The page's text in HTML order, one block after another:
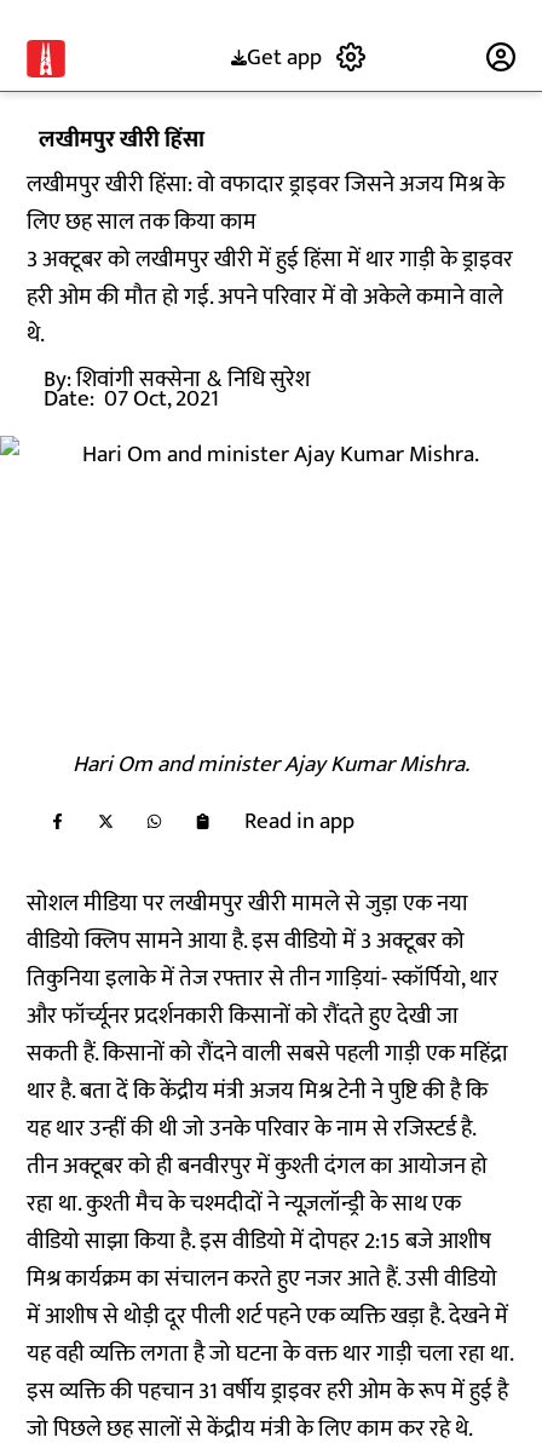
Get app
लखीमपुर खीरी हिंसा
लखीमपुर खीरी हिंसा: वो वफादार ड्राइवर जिसने अजय मिश्र के
लिए छह साल तक किया काम
3 अक्टूबर को लखीमपुर खीरी में हुई हिंसा में थार गाड़ी के ड्राइवर
हरी ओम की मौत हो गई. अपने परिवार में वो अकेले कमाने वाले
थे.
By:शिवांगी सक्सेना& निधि सुरेश
Date: 07 Oct, 2021
Hari Om and minister Ajay Kumar Mishra.
Read in app
सोशल मीडिया पर लखीमपुर खीरी मामले से जुड़ा एक नया
वीडियो क्लिपसामने आया है. इस वीडियो में 3 अक्टूबर को
तिकुनिया इलाके में तेज रफ्तार से तीन गाड़ियां- स्कॉर्पियो, थार
और फॉर्च्यूनर प्रदर्शनकारी किसानों को रौंदते हुए देखी जा
सकती हैं. किसानों को रौंदने वाली सबसे पहली गाड़ी एक महिंद्रा
थार है. बता दें कि केंद्रीय मंत्री अजय मिश्र टेनी ने पुष्टि की है कि
यह थार उन्हीं की थी जो उनके परिवार के नाम से रजिस्टर्ड है.
तीन अक्टूबर को ही बनवीरपुर में कुश्ती दंगल का आयोजन हो
रहा था. कुश्ती मैच के चश्मदीदों ने न्यूज़लॉन्ड्री के साथ एक
वीडियो साझा किया है. इस वीडियो में दोपहर 2:15 बजे आशीष
मिश्र कार्यक्रम का संचालन करते हुए नजर आते हैं. उसी वीडियो
में आशीष से थोड़ी दूर पीली शर्ट पहने एक व्यक्ति खड़ा है. देखने में
यह वही व्यक्ति लगता है जो घटना के वक्त थार गाड़ी चला रहा था.
इस व्यक्ति की पहचान 31 वर्षीय ड्राइवर हरी ओम के रूप में हुई है
जो पिछले छह सालों से केंद्रीय मंत्री के लिए काम कर रहे थे.